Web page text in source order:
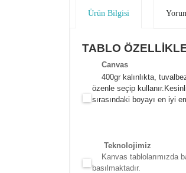
Ürün Bilgisi
TABLO
Canvas
400gr kalınlıkta,
özenle seçip kullanır.
sırasındaki boyayı en iyi
Teknolojimiz
Kanvas tablolarımızda
basılmaktadır.